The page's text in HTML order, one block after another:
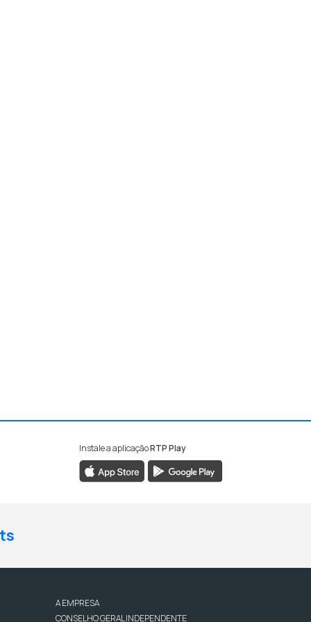
Instale a aplicaçãoRTP Play
A EMPRESA
CONSELHO GERAL INDEPENDENTE